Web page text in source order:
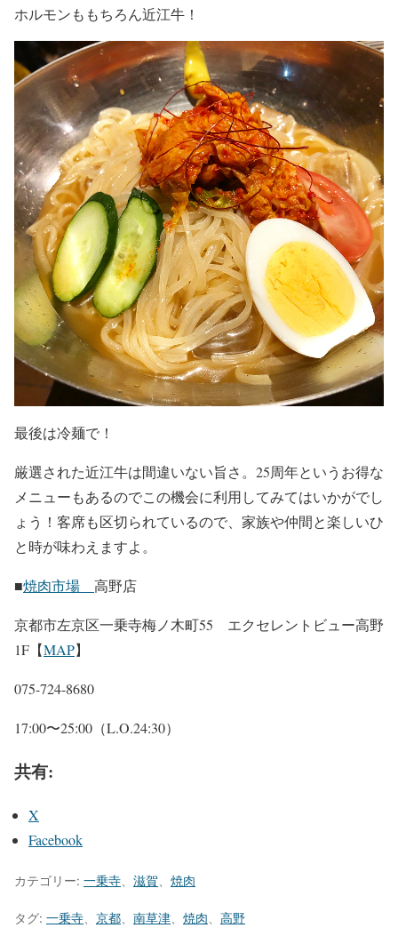
ホルモンももちろん近江牛！
最後は冷麺で！
厳選された近江牛は間違いない旨さ。25周年というお得な
メニューもあるのでこの機会に利用してみてはいかがでし
ょう！客席も区切られているので、家族や仲間と楽しいひ
と時が味わえますよ。
■焼肉市場 高野店
京都市左京区一乗寺梅ノ木町55 エクセレントビュー高野
1F【MAP】
075-724-8680
17:00〜25:00（L.O.24:30）
共有:
X
Facebook
カテゴリー: 一乗寺 滋賀 焼肉
タグ: 一乗寺 京都 南草津 焼肉 高野